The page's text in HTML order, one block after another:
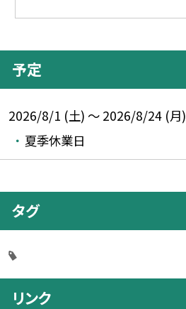
予定
2026/8/1 (土) ～ 2026/8/24 (月)
夏季休業日
タグ
リンク